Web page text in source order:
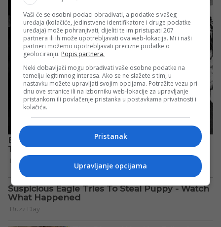
Vaši će se osobni podaci obrađivati, a podatke s vašeg
uređaja (kolačiće, jedinstvene identifikatore i druge podatke
uređaja) može pohranjivati, dijeliti te im pristupati 207
partnera ili ih može upotrebljavati ova web-lokacija. Mi i naši
partneri možemo upotrebljavati precizne podatke o
geolociranju. Popis partnera.
Neki dobavljači mogu obrađivati vaše osobne podatke na
temelju legitimnog interesa. Ako se ne slažete s tim, u
nastavku možete upravljati svojim opcijama. Potražite vezu pri
dnu ove stranice ili na izborniku web-lokacije za upravljanje
pristankom ili povlačenje pristanka u postavkama privatnosti i
kolačića.
Pristanak
Upravljanje opcijama